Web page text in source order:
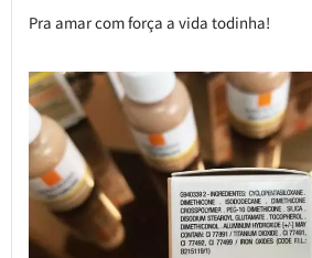
Pra amar com força a vida todinha!